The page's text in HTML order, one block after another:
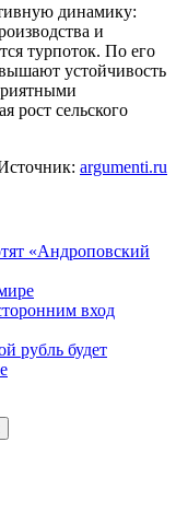
динамику:
и
турпоток. По его
устойчивость
рост сельского
argumenti.ru
«Андроповский
вход
рубль будет